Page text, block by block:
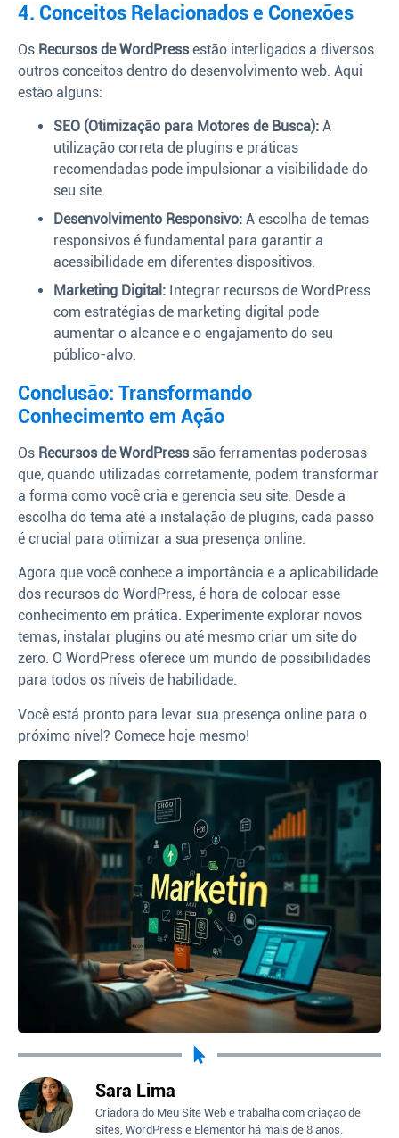
4. Conceitos Relacionados e Conexões
Os Recursos de WordPressestão interligados a diversos
outros conceitos dentro do desenvolvimento web. Aqui
estão alguns:
SEO (Otimização para Motores de Busca): A
utilização correta de plugins e práticas
recomendadas pode impulsionar a visibilidade do
seu site.
Desenvolvimento Responsivo: A escolha de temas
responsivos é fundamental para garantir a
acessibilidade em diferentes dispositivos.
Marketing Digital: Integrar recursos de WordPress
com estratégias de marketing digital pode
aumentar o alcance e o engajamento do seu
público-alvo.
Conclusão: Transformando
Conhecimento em Ação
Os Recursos de WordPresssão ferramentas poderosas
que, quando utilizadas corretamente, podem transformar
a forma como você cria e gerencia seu site. Desde a
escolha do tema até a instalação de plugins, cada passo
é crucial para otimizar a sua presença online.
Agora que você conhece a importância e a aplicabilidade
dos recursos do WordPress, é hora de colocar esse
conhecimento em prática. Experimente explorar novos
temas, instalar plugins ou até mesmo criar um site do
zero. O WordPress oferece um mundo de possibilidades
para todos os níveis de habilidade.
Você está pronto para levar sua presença online para o
próximo nível? Comece hoje mesmo!
Sara Lima
Criadora do Meu Site Web e trabalha com criação de
sites, WordPress e Elementor há mais de 8 anos.